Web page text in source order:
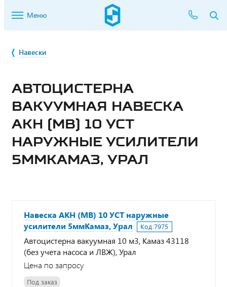
Меню
Навески
АВТОЦИСТЕРНА
ВАКУУМНАЯ НАВЕСКА
АКН (МВ) 10 УСТ
НАРУЖНЫЕ УСИЛИТЕЛИ
5ММКАМАЗ, УРАЛ
Навеска АКН (МВ) 10 УСТ наружные
усилители 5ммКамаз, Урал
Код:7975
Автоцистерна вакуумная 10 м3, Камаз 43118
(без учета насоса и ЛВЖ), Урал
Цена по запросу
Под заказ